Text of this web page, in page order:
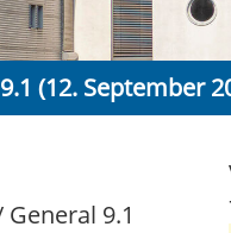
(12. September
9.1